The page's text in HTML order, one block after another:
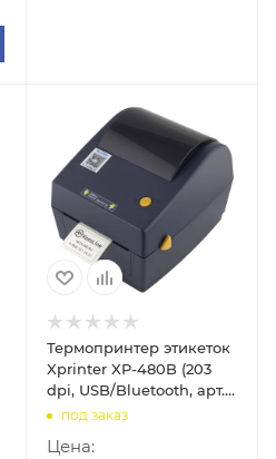
Термопринтер этикеток
Xprinter XP-480B (203
dpi, USB/Bluetooth, арт.
00003765)
под заказ
Цена: